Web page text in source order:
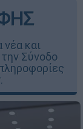
και
Σύνοδο